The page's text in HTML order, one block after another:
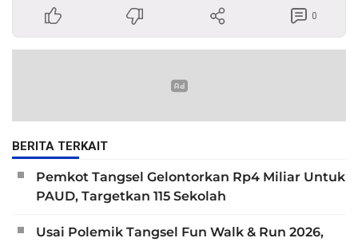
0
BERITA TERKAIT
Pemkot Tangsel Gelontorkan Rp4 Miliar Untuk
PAUD, Targetkan 115 Sekolah
Usai Polemik Tangsel Fun Walk & Run 2026,